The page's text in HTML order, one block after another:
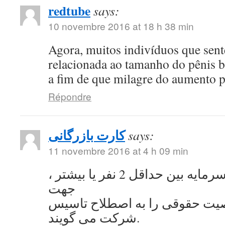
redtubesays:
10 novembre 2016 at 18 h 38 min
Agora, muitos indivíduos que
relacionada ao tamanho do pênis
a fim de que milagre do aumento
Répondre
کارت بازرگانیsays:
11 novembre 2016 at 4 h 09 min
به اشتراک گذاشتن سرمایه بین حداقل 2 نفر یا بیشتر ،
جهت
حقوقی را به اصطلاح تاسیس
شرکت می گویند.